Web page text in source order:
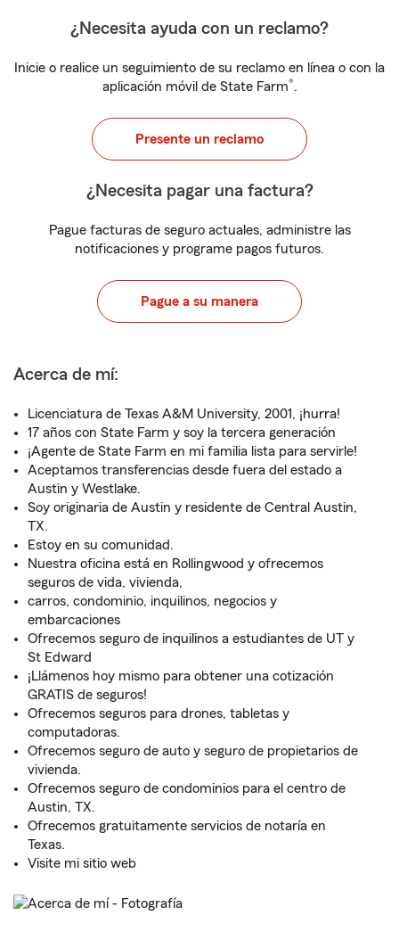
¿Necesita ayuda con un reclamo?
Inicie o realice un seguimiento de su reclamo en línea o con la
aplicación móvil de State Farm®.
Presente un reclamo
¿Necesita pagar una factura?
Pague facturas de seguro actuales, administre las
notificaciones y programe pagos futuros.
Pague a su manera
Acerca de mí:
Licenciatura de Texas A&M University, 2001, ¡hurra!
17 años con State Farm y soy la tercera generación
¡Agente de State Farm en mi familia lista para servirle!
Aceptamos transferencias desde fuera del estado a
Austin y Westlake.
Soy originaria de Austin y residente de Central Austin,
TX.
Estoy en su comunidad.
Nuestra oficina está en Rollingwood y ofrecemos
seguros de vida, vivienda,
carros, condominio, inquilinos, negocios y
embarcaciones
Ofrecemos seguro de inquilinos a estudiantes de UT y
St Edward
¡Llámenos hoy mismo para obtener una cotización
GRATIS de seguros!
Ofrecemos seguros para drones, tabletas y
computadoras.
Ofrecemos seguro de auto y seguro de propietarios de
vivienda.
Ofrecemos seguro de condominios para el centro de
Austin, TX.
Ofrecemos gratuitamente servicios de notaría en
Texas.
Visite mi sitio web